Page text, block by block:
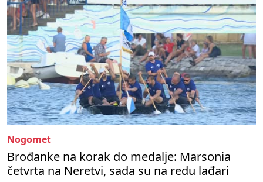
Nogomet
Brođanke na korak do medalje: Marsonia
četvrta na Neretvi, sada su na redu lađari